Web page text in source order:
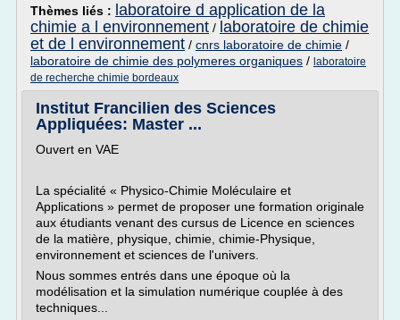
Thèmes liés : laboratoire d application de la
chimie a l environnement / laboratoire de chimie
et de l environnement / cnrs laboratoire de chimie /
laboratoire de chimie des polymeres organiques / laboratoire
de recherche chimie bordeaux
Institut Francilien des Sciences
Appliquées: Master ...
Ouvert en VAE
La spécialité « Physico-Chimie Moléculaire et
Applications » permet de proposer une formation originale
aux étudiants venant des cursus de Licence en sciences
de la matière, physique, chimie, chimie-Physique,
environnement et sciences de l'univers.
Nous sommes entrés dans une époque où la
modélisation et la simulation numérique couplée à des
techniques...